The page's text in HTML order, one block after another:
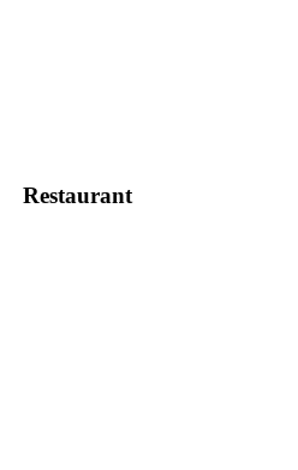
Restaurant